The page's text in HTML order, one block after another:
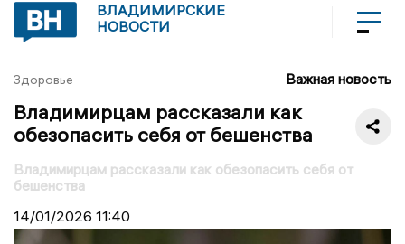
ВЛАДИМИРСКИЕ
НОВОСТИ
Здоровье Важная новость
Владимирцам рассказали как
обезопасить себя от бешенства
Владимирцам рассказали как обезопасить себя от
бешенства
14/01/2026 11:40